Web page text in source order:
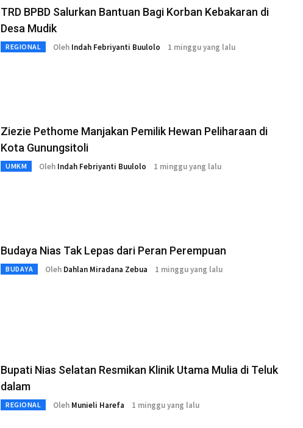
TRD BPBD Salurkan Bantuan Bagi Korban Kebakaran di
Desa Mudik
REGIONAL Oleh Indah Febriyanti Buulolo 1 minggu yang lalu
Ziezie Pethome Manjakan Pemilik Hewan Peliharaan di
Kota Gunungsitoli
UMKM Oleh Indah Febriyanti Buulolo 1 minggu yang lalu
Budaya Nias Tak Lepas dari Peran Perempuan
BUDAYA Oleh Dahlan Miradana Zebua 1 minggu yang lalu
Bupati Nias Selatan Resmikan Klinik Utama Mulia di Teluk
dalam
REGIONAL Oleh Munieli Harefa 1 minggu yang lalu